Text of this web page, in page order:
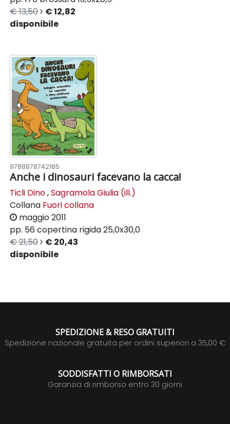
€ 13,50
€ 12,82
disponibile
9788878742185
Anche i dinosauri facevano la cacca!
Ticli Dino,Sagramola Giulia (ill.)
Collana Fuori collana
maggio 2011
pp. 56 copertina rigida25,0x30,0
€ 21,50
€ 20,43
disponibile
SPEDIZIONE & RESO GRATUITI
Spedizione nazionale gratuita per ordini superiori a 35,00 €
SODDISFATTI O RIMBORSATI
Garanzia di rimborso entro 30 giorni